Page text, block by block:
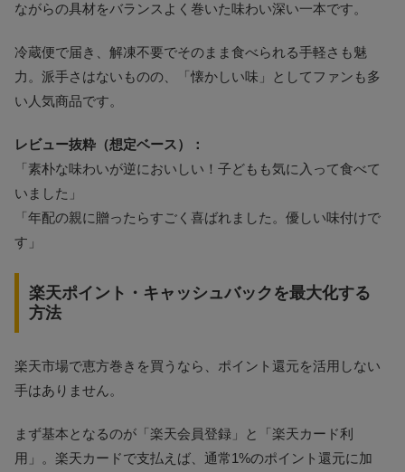
ながらの具材をバランスよく巻いた味わい深い一本です。
冷蔵便で届き、解凍不要でそのまま食べられる手軽さも魅
力。派手さはないものの、「懐かしい味」としてファンも多
い人気商品です。
レビュー抜粋（想定ベース）：
「素朴な味わいが逆においしい！子どもも気に入って食べて
いました」
「年配の親に贈ったらすごく喜ばれました。優しい味付けで
す」
楽天ポイント・キャッシュバックを最大化する
方法
楽天市場で恵方巻きを買うなら、ポイント還元を活用しない
手はありません。
まず基本となるのが「楽天会員登録」と「楽天カード利
用」。楽天カードで支払えば、通常1%のポイント還元に加